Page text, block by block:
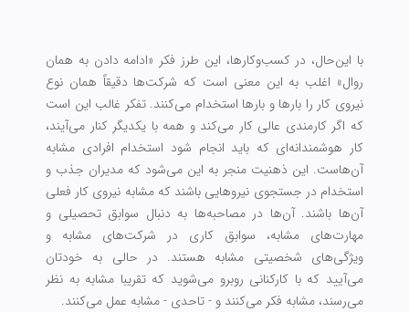
با این‌حال، در کسب‌وکارها، این طرز فکر «ادامه دادن به همان
روال» اغلب به این معنی است که شرکت‌ها دقیقاً همان نوع
نیروی کار را بارها و بارها استخدام می‌کنند. تفکر غالب این است
که اگر کارمندی عالی کار می‌کند و همه با یکدیگر کنار می‌آیند،
کار هوشمندانه‌ای که باید انجام شود استخدام افرادی مشابه
آن‌هاست. این ذهنیت منجر به این می‌شود که مدیران جذب و
استخدام در جستجوی نیروهایی باشند که مشابه نیروی کار فعلی
آن‌ها باشند. آن‌ها در مصاحبه‌ها به دنبال سوابق تحصیلی و
مهارت‌های مشابه، سوابق کاری در شرکت‌های مشابه و
ویژگی‌های شخصیتی مشابه هستند. در حالی به خودتان
می‌آیید که با کارکنانی روبرو می‌شوید که تقریبا مشابه به نظر
می‌رسند، مشابه فکر می‌کنند و - تاحدی - مشابه عمل می‌کنند.